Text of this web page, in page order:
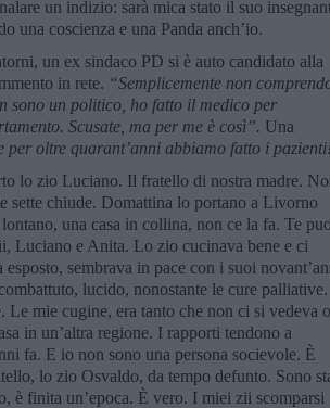
un indizio: sarà mica stato il suo
una coscienza e una Panda anch’io.
un ex sindaco PD si è auto candidato alla
in rete. “Semplicemente non
sono un politico, ho fatto il medico per
Scusate, ma per me è così”. Una
per oltre quarant’anni abbiamo fatto i
lo zio Luciano. Il fratello di nostra madre.
sette chiude. Domattina lo portano a Livorno
una casa in collina, non ce la fa. Te
Luciano e Anita. Lo zio cucinava bene e ci
sembrava in pace con i suoi
lucido, nonostante le cure palliative.
mie cugine, era tanto che non ci si vedeva
in un’altra regione. I rapporti tendono a
fa. E io non sono una persona socievole. È
lo zio Osvaldo, da tempo defunto. Sono
è finita un’epoca. È vero. I miei zii scomparsi